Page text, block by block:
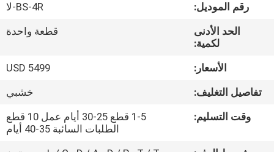
المعمل
الجودة
اتصل
رقم الموديل:
BS-4R-لا
الحد الأدنى
لكمية:
قطعة واحدة
الأسعار:
USD 5499
تفاصيل التغليف:
خشبي
وقت التسليم:
1-5 قطع 25-30 أيام عمل 10 قطع
الطلبات السائبة 35-40 أيام